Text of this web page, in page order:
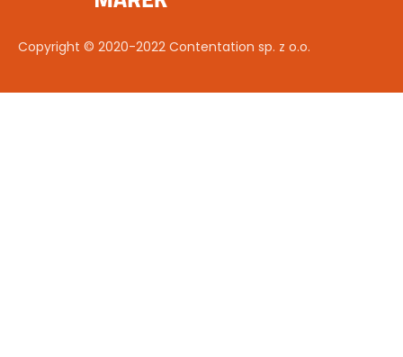
Copyright © 2020-2022 Contentation sp. z o.o.